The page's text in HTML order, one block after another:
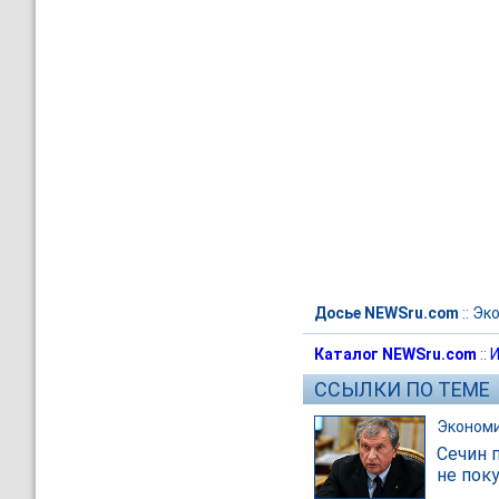
Досье NEWSru.com ::
Каталог NEWSru.com ::
ССЫЛКИ ПО ТЕМЕ
Сечин
не